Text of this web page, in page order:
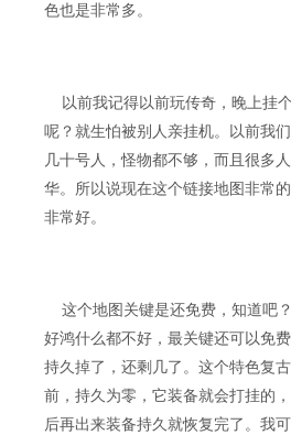
色也是非常多。
以前我记得以前玩传奇，晚上挂
呢？就生怕被别人亲挂机。以前我
几十号人，怪物都不够，而且很多
华。所以说现在这个链接地图非常
非常好。
这个地图关键是还免费，知道吧
好鸿什么都不好，最关键还可以免
持久掉了，还剩几了。这个特色复
前，持久为零，它装备就会打挂的
后再出来装备持久就恢复完了。我